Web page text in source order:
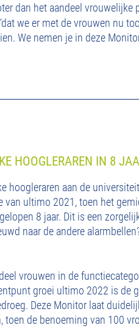
dan het aandeel vrouwelijke
we er met de vrouwen nu
We nemen je in deze
HOOGLERAREN IN 8
aan de
ultimo 2021, toen het
8 jaar. Dit is een
naar de andere
vrouwen in de
groei ultimo 2022 is de
Deze Monitor laat
de benoeming van 100